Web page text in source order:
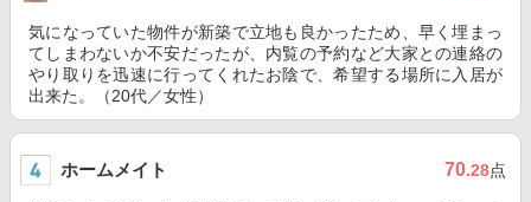
気になっていた物件が新築で立地も良かったため、早く埋まっ
てしまわないか不安だったが、内覧の予約など大家との連絡の
やり取りを迅速に行ってくれたお陰で、希望する場所に入居が
出来た。（20代／女性）
ホームメイト 70.28点